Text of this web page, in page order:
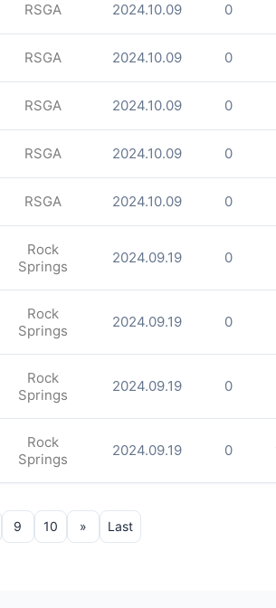
RSGA 2024.10.09 0
RSGA 2024.10.09 0
RSGA 2024.10.09 0
RSGA 2024.10.09 0
RSGA 2024.10.09 0
Rock
Springs
2024.09.19 0
Rock
Springs
2024.09.19 0
Rock
Springs
2024.09.19 0
Rock
Springs
2024.09.19 0
9 10 » Last